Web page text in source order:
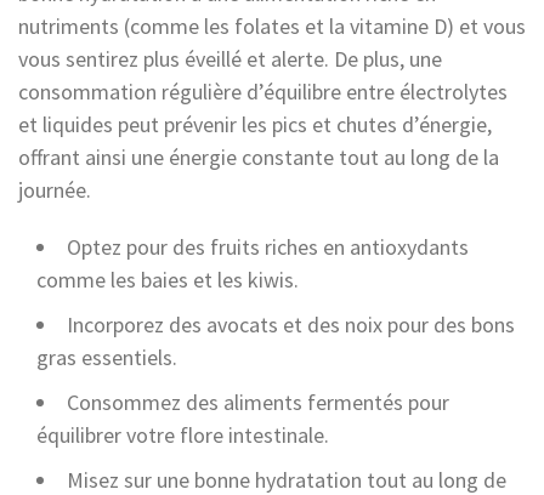
nutriments (comme les folates et la vitamine D) et vous
vous sentirez plus éveillé et alerte. De plus, une
consommation régulière d’équilibre entre électrolytes
et liquides peut prévenir les pics et chutes d’énergie,
offrant ainsi une énergie constante tout au long de la
journée.
Optez pour des fruits riches en antioxydants
comme les baies et les kiwis.
Incorporez des avocats et des noix pour des bons
gras essentiels.
Consommez des aliments fermentés pour
équilibrer votre flore intestinale.
Misez sur une bonne hydratation tout au long de